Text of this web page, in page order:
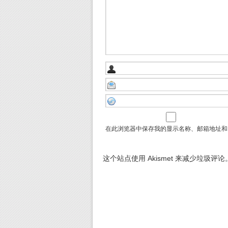
在此浏览器中保存我的显示名称、邮箱地址
这个站点使用 Akismet 来减少垃圾评论